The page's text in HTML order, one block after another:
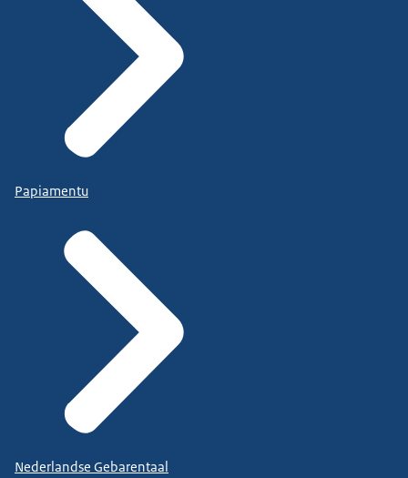
Papiamentu
Nederlandse Gebarentaal